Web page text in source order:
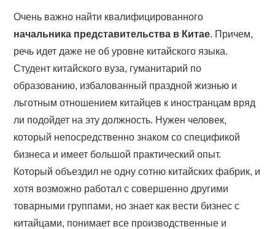
Очень важно найти квалифицированного
начальника представительства в Китае. Причем,
речь идет даже не об уровне китайского языка.
Студент китайского вуза, гуманитарий по
образованию, избалованный праздной жизнью и
льготным отношением китайцев к иностранцам вряд
ли подойдет на эту должность. Нужен человек,
который непосредственно знаком со спецификой
бизнеса и имеет большой практический опыт.
Который объездил не одну сотню китайских фабрик, и
хотя возможно работал с совершенно другими
товарными группами, но знает как вести бизнес с
китайцами, понимает все производственные и